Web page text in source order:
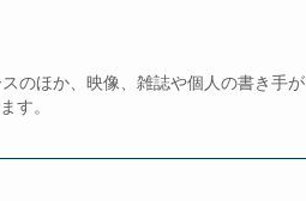
のほか、映像、雑誌や個人の書き手が
す。